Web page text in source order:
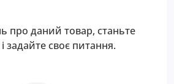
про даний товар, станьте
задайте своє питання.